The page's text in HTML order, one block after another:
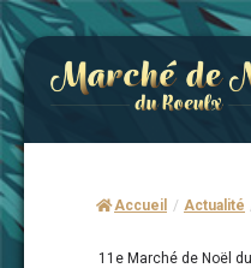
Accueil / Actualité
11e Marché de Noël